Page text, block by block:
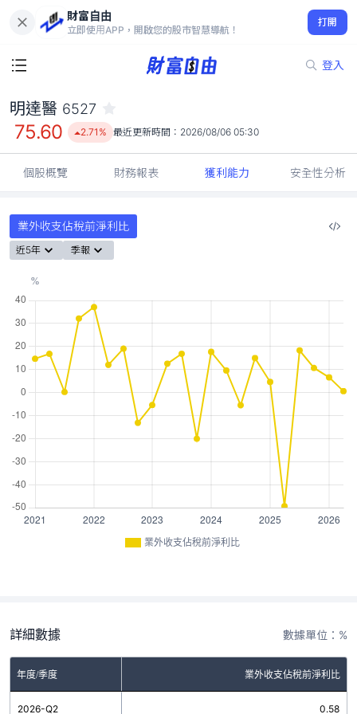
財富自由
立即使用APP，開啟您的股市智慧導航！
打開
登入
75.60
2.71%
明達醫 6527
75.60 2.71% 最近更新時間： 2026/08/06 05:30
個股概覽 財務報表 獲利能力 安全性分析
業外收支佔稅前淨利比
近5年 季報
業外收支佔稅前淨利比
詳細數據 數據單位：%
年度/季度 業外收支佔稅前淨利比
2026-Q2 0.58